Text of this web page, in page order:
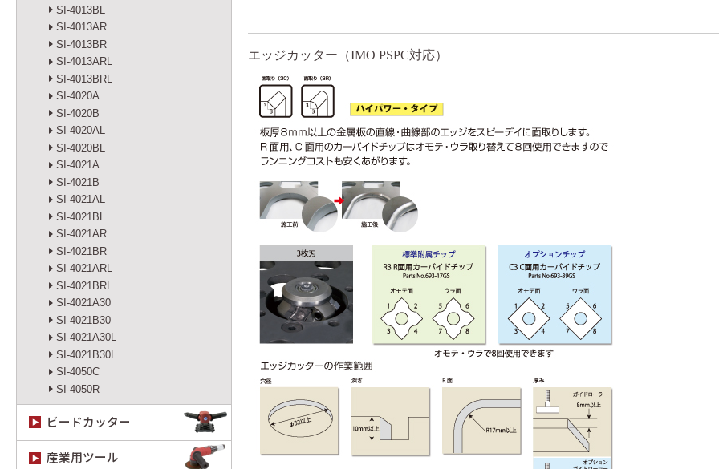
SI-4013BL
SI-4013AR
SI-4013BR
SI-4013ARL
SI-4013BRL
SI-4020A
SI-4020B
SI-4020AL
SI-4020BL
SI-4021A
SI-4021B
SI-4021AL
SI-4021BL
SI-4021AR
SI-4021BR
SI-4021ARL
SI-4021BRL
SI-4021A30
SI-4021B30
SI-4021A30L
SI-4021B30L
SI-4050C
SI-4050R
ビードカッター
産業用ツール
エッジカッター（IMO PSPC対応）